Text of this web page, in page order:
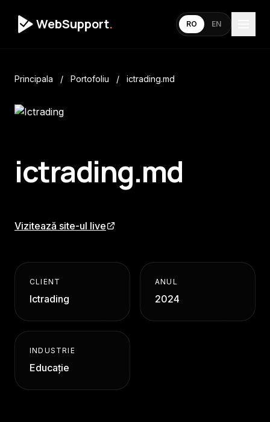
WebSupport. RO EN
Principala / Portofoliu / ictrading.md
ictrading.md
Vizitează site-ul live
CLIENT
Ictrading
ANUL
2024
INDUSTRIE
Educație